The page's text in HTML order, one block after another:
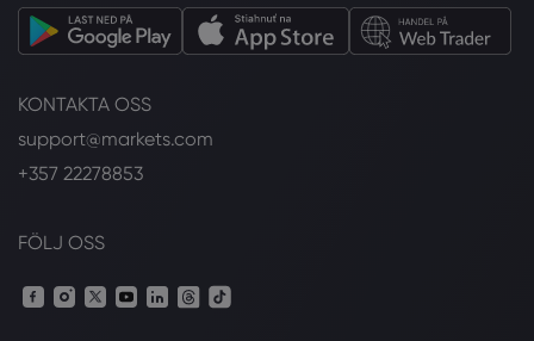
KONTAKTA OSS
support@markets.com
+357 22278853
FÖLJ OSS